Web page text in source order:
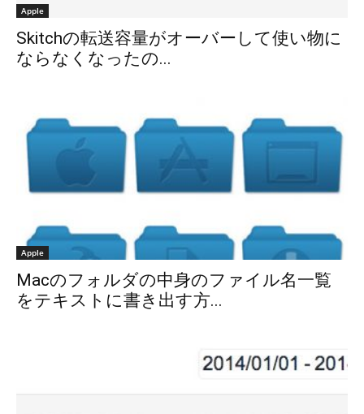
Apple
Skitchの転送容量がオーバーして使い物に
ならなくなったの...
Apple
Macのフォルダの中身のファイル名一覧
をテキストに書き出す方...